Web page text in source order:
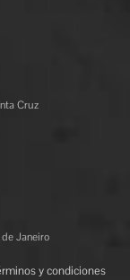
Cruz
Janeiro
y condiciones